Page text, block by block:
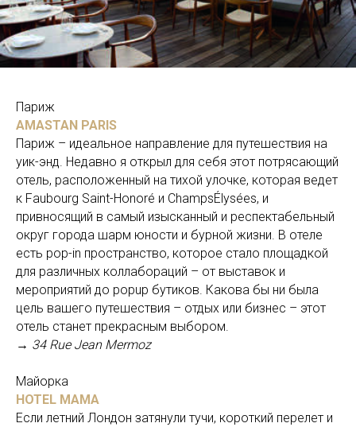
Париж
AMASTAN PARIS
Париж – идеальное направление для путешествия на
уик-энд. Недавно я открыл для себя этот потрясающий
отель, расположенный на тихой улочке, которая ведет
к Faubourg Saint-Honoré и ChampsÉlysées, и
привносящий в самый изысканный и респектабельный
округ города шарм юности и бурной жизни. В отеле
есть pop-in пространство, которое стало площадкой
для различных коллабораций – от выставок и
мероприятий до popup бутиков. Какова бы ни была
цель вашего путешествия – отдых или бизнес – этот
отель станет прекрасным выбором.
→ 34 Rue Jean Mermoz
Майорка
HOTEL MAMA
Если летний Лондон затянули тучи, короткий перелет и